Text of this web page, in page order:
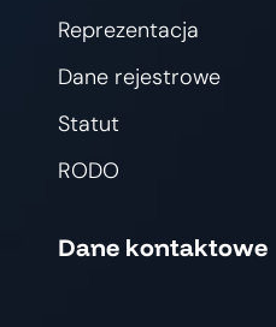
Reprezentacja
Dane rejestrowe
Statut
RODO
Dane kontaktowe